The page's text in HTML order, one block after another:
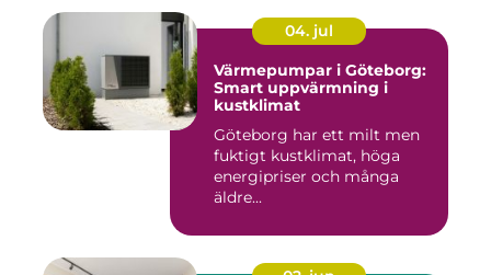
04. jul
Värmepumpar i Göteborg:
Smart uppvärmning i
kustklimat
Göteborg har ett milt men
fuktigt kustklimat, höga
energipriser och många
äldre...